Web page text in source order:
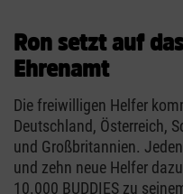
Ron setzt auf
Ehrenamt
Die freiwilligen Helfer
Deutschland, Österreich,
und Großbritannien.
und zehn neue Helfer
10.000 BUDDIES zu